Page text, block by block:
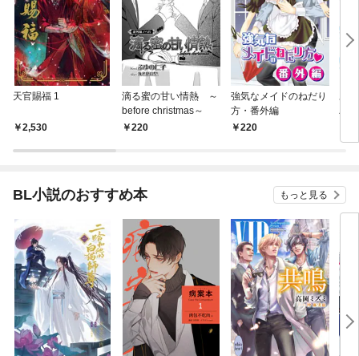
天官賜福 1
2,530
滴る蜜の甘い情熱 ～
before christmas～
220
強気なメイドのねだり
方・番外編
220
バ
き
BL小説のおすすめ本 もっと見る